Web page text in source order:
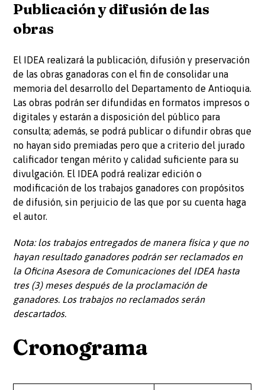
Publicación y difusión de las
obras
El IDEA realizará la publicación, difusión y preservación
de las obras ganadoras con el fin de consolidar una
memoria del desarrollo del Departamento de Antioquia.
Las obras podrán ser difundidas en formatos impresos o
digitales y estarán a disposición del público para
consulta; además, se podrá publicar o difundir obras que
no hayan sido premiadas pero que a criterio del jurado
calificador tengan mérito y calidad suficiente para su
divulgación. El IDEA podrá realizar edición o
modificación de los trabajos ganadores con propósitos
de difusión, sin perjuicio de las que por su cuenta haga
el autor.
Nota: los trabajos entregados de manera física y que no
hayan resultado ganadores podrán ser reclamados en
la Oficina Asesora de Comunicaciones del IDEA hasta
tres (3) meses después de la proclamación de
ganadores. Los trabajos no reclamados serán
descartados.
Cronograma